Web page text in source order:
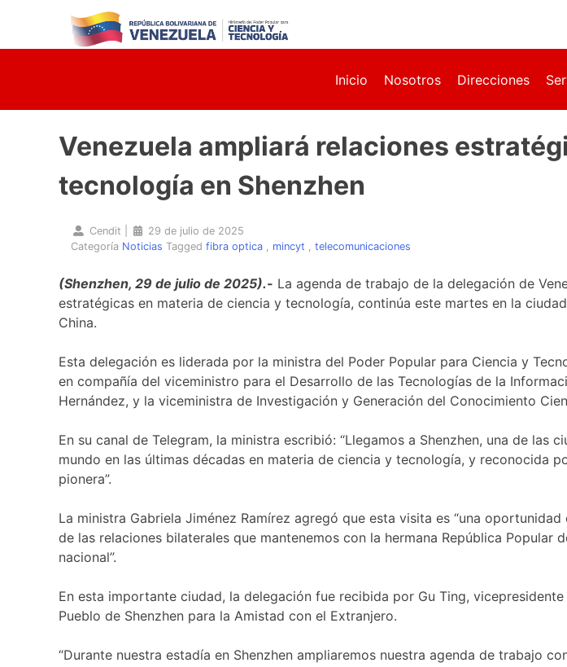
content
Inicio
Nosotros Direcciones
Venezuela ampliará relaciones
tecnología en Shenzhen
Cendit
29 de julio de 2025
Categoría Noticias Taggedfibra optica mincyt ,telecomunicaciones
(Shenzhen, 29 de julio de 2025).- La agenda de trabajo de la delegación de
estratégicas en materia de ciencia y tecnología, continúa este martes en la
China.
Esta delegación es liderada por la ministra del Poder Popular para Ciencia y
en compañía del viceministro para el Desarrollo de las Tecnologías de la
Hernández, y la viceministra de Investigación y Generación del Conocimiento
En su canal de Telegram, la ministra escribió: “Llegamos a Shenzhen, una de las
mundo en las últimas décadas en materia de ciencia y tecnología, y reconocida
pionera”.
La ministra Gabriela Jiménez Ramírez agregó que esta visita es “una
de las relaciones bilaterales que mantenemos con la hermana República Popular
nacional”.
En esta importante ciudad, la delegación fue recibida por Gu Ting,
Pueblo de Shenzhen para la Amistad con el Extranjero.
“Durante nuestra estadía en Shenzhen ampliaremos nuestra agenda de trabajo